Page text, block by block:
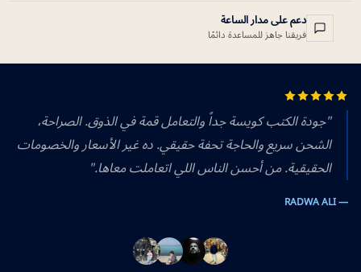
دعم على مدار الساعة
فريقنا جاهز للمساعدة دائمًا
"جودة الكتب كويسة جداً والتعامل قمة في الذوق. الصراحة،
الشحن سريع والحاجة تحفة حقيقي. ده غير الأسعار والخصومات
الحقيقية. من أحسن الناس اللي اتعاملت معاها."
— RADWA ALI